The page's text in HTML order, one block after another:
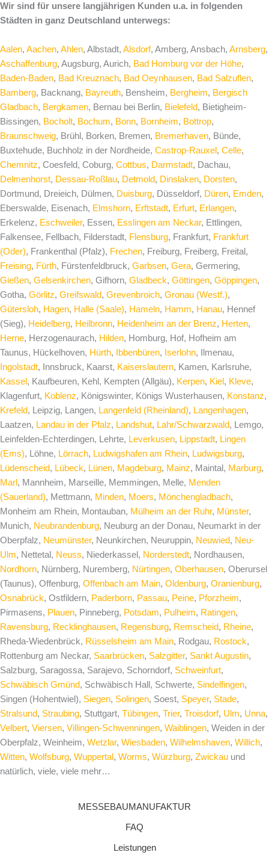
Wir sind für unsere langjährigen Kunden u.a. in folgenden
Städten in ganz Deutschland unterwegs:
Aalen, Aachen, Ahlen, Albstadt, Alsdorf, Amberg, Ansbach, Arnsberg,
Aschaffenburg, Augsburg, Aurich, Bad Homburg vor der Höhe,
Baden-Baden, Bad Kreuznach, Bad Oeynhausen, Bad Salzuflen,
Bamberg, Backnang, Bayreuth, Bensheim, Bergheim, Bergisch
Gladbach, Bergkamen, Bernau bei Berlin, Bielefeld, Bietigheim-
Bissingen, Bocholt, Bochum, Bonn, Bornheim, Bottrop,
Braunschweig, Brühl, Borken, Bremen, Bremerhaven, Bünde,
Buxtehude, Buchholz in der Nordheide, Castrop-Rauxel , Celle,
Chemnitz, Coesfeld, Coburg, Cottbus, Darmstadt, Dachau,
Delmenhorst, Dessau-Roßlau, Detmold, Dinslaken, Dorsten,
Dortmund, Dreieich, Dülmen, Duisburg, Düsseldorf, Düren, Emden,
Eberswalde, Eisenach, Elmshorn, Erftstadt, Erfurt, Erlangen,
Erkelenz, Eschweiler, Essen, Esslingen am Neckar, Ettlingen,
Falkensee, Fellbach, Filderstadt, Flensburg, Frankfurt, Frankfurt
(Oder), Frankenthal (Pfalz), Frechen, Freiburg, Freiberg, Freital,
Freising, Fürth, Fürstenfeldbruck, Garbsen, Gera, Germering,
Gießen, Gelsenkirchen, Gifhorn, Gladbeck, Göttingen, Göppingen,
Gotha, Görlitz, Greifswald, Grevenbroich, Gronau (Westf.),
Gütersloh, Hagen, Halle (Saale), Hameln, Hamm, Hanau, Hennef
(Sieg), Heidelberg, Heilbronn, Heidenheim an der Brenz, Herten,
Herne, Herzogenaurach, Hilden, Homburg, Hof, Hofheim am
Taunus, Hückelhoven, Hürth, Ibbenbüren, Iserlohn, Ilmenau,
Ingolstadt, Innsbruck, Kaarst, Kaiserslautern, Kamen, Karlsruhe,
Kassel , Kaufbeuren, Kehl, Kempten (Allgäu), Kerpen, Kiel , Kleve,
Klagenfurt, Koblenz, Königswinter, Königs Wusterhausen, Konstanz,
Krefeld, Leipzig, Langen, Langenfeld (Rheinland), Langenhagen,
Laatzen, Landau in der Pfalz, Landshut, Lahr/Schwarzwald, Lemgo,
Leinfelden-Echterdingen, Lehrte, Leverkusen, Lippstadt, Lingen
(Ems), Löhne, Lörrach, Ludwigshafen am Rhein, Ludwigsburg,
Lüdenscheid, Lübeck, Lünen, Magdeburg, Mainz, Maintal, Marburg,
Marl , Mannheim, Marseille, Memmingen, Melle, Menden
(Sauerland), Mettmann, Minden, Moers, Mönchengladbach,
Monheim am Rhein, Montauban, Mülheim an der Ruhr, Münster,
Munich, Neubrandenburg, Neuburg an der Donau, Neumarkt in der
Oberpfalz, Neumünster, Neunkirchen, Neuruppin, Neuwied, Neu-
Ulm, Nettetal, Neuss, Niederkassel, Norderstedt, Nordhausen,
Nordhorn, Nürnberg, Nuremberg, Nürtingen, Oberhausen, Oberursel
(Taunus), Offenburg, Offenbach am Main, Oldenburg, Oranienburg,
Osnabrück, Ostfildern, Paderborn, Passau, Peine, Pforzheim,
Pirmasens, Plauen, Pinneberg, Potsdam, Pulheim, Ratingen,
Ravensburg, Recklinghausen, Regensburg, Remscheid, Rheine,
Rheda-Wiedenbrück, Rüsselsheim am Main, Rodgau, Rostock,
Rottenburg am Neckar, Saarbrücken, Salzgitter, Sankt Augustin,
Salzburg, Saragossa, Sarajevo, Schorndorf, Schweinfurt,
Schwäbisch Gmünd, Schwäbisch Hall, Schwerte, Sindelfingen,
Singen (Hohentwiel), Siegen, Solingen, Soest, Speyer, Stade,
Stralsund, Straubing, Stuttgart, Tübingen, Trier, Troisdorf, Ulm, Unna,
Velbert, Viersen, Villingen-Schwenningen, Waiblingen, Weiden in der
Oberpfalz, Weinheim, Wetzlar, Wiesbaden, Wilhelmshaven, Willich,
Witten, Wolfsburg, Wuppertal , Worms, Würzburg, Zwickau und
natürlich, viele, viele mehr…
MESSEBAUMANUFAKTUR
FAQ
Leistungen